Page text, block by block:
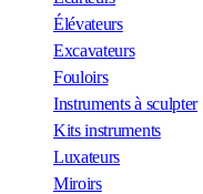
Élévateurs
Excavateurs
Fouloirs
Instruments à sculpter
Kits instruments
Luxateurs
Miroirs